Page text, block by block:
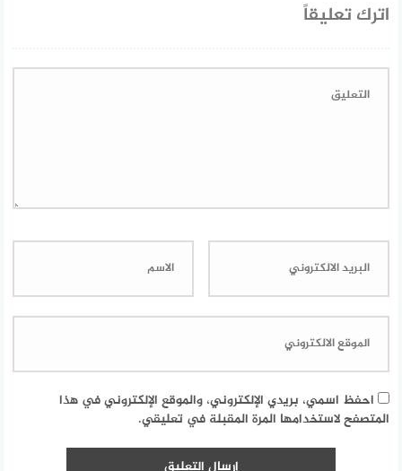
اترك تعليقاً
احفظ اسمي، بريدي الإلكتروني، والموقع الإلكتروني في هذا
المتصفح لاستخدامها المرة المقبلة في تعليقي.